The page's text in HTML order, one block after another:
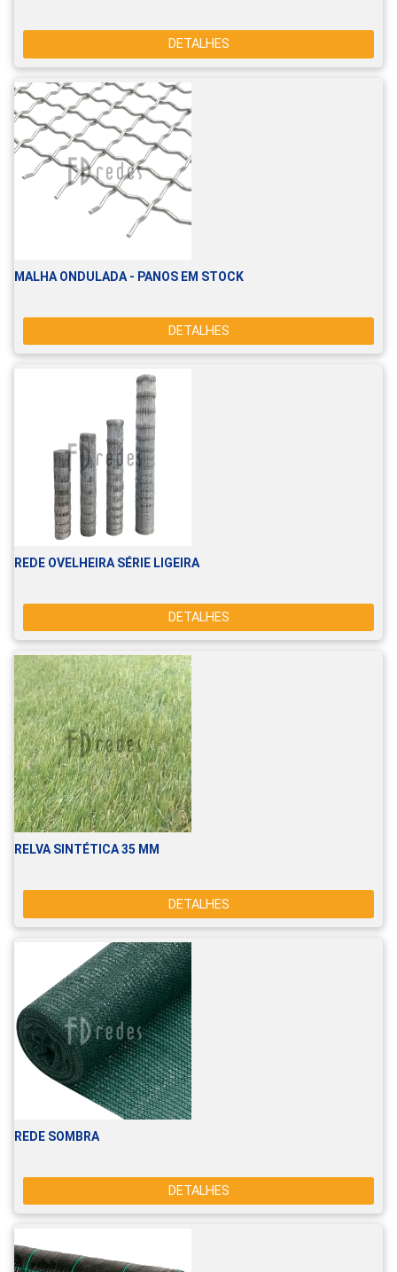
DETALHES
MALHA ONDULADA - PANOS EM STOCK
DETALHES
REDE OVELHEIRA SÉRIE LIGEIRA
DETALHES
RELVA SINTÉTICA 35 MM
DETALHES
REDE SOMBRA
DETALHES